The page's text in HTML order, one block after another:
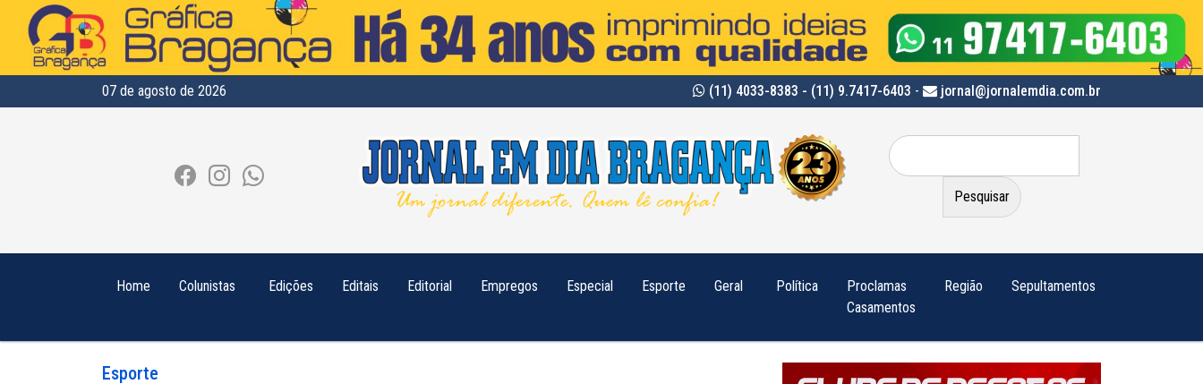
07 de agosto de 2026 (11) 4033-8383 - (11) 9.7417-6403 - jornal@jornalemdia.com.br
Pesquisar
por:
Home Colunistas Edições Editais Editorial Empregos Especial Esporte Geral Política
Proclamas
Casamentos
Região Sepultamentos
Esporte